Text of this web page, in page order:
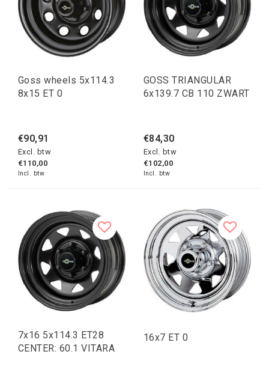
Goss wheels 5x114.3
8x15 ET 0
€90,91
Excl. btw
€110,00
Incl. btw
GOSS TRIANGULAR
6x139.7 CB 110 ZWART
€84,30
Excl. btw
€102,00
Incl. btw
7x16 5x114.3 ET28
CENTER: 60.1 VITARA
16x7 ET 0